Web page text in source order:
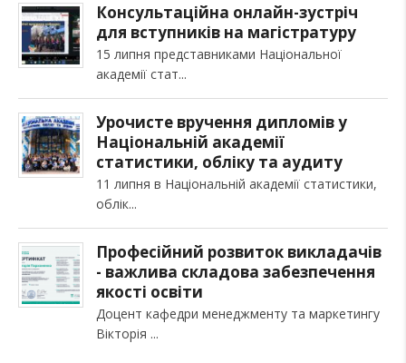
Консультаційна онлайн-зустріч
для вступників на магістратуру
15 липня представниками Національної
академії стат
Урочисте вручення дипломів у
Національній академії
статистики, обліку та аудиту
11 липня в Національній академії статистики,
облік
Професійний розвиток викладачів
- важлива складова забезпечення
якості освіти
Доцент кафедри менеджменту та маркетингу
Вікторія